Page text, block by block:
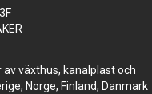
växthus, kanalplast och
Norge, Finland, Danmark